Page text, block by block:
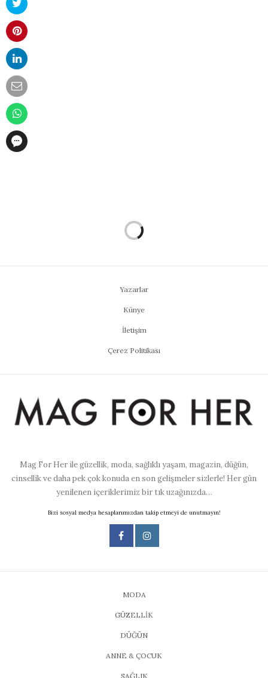
Yazarlar
Künye
İletişim
Çerez Politikası
Mag For Her ile güzellik, moda, sağlıklı yaşam, magazin, düğün,
cinsellik ve daha pek çok konuda en son gelişmeler sizlerle! Her gün
yenilenen içeriklerimiz bir tık uzağınızda…
Bizi sosyal medya hesaplarımızdan takip etmeyi de unutmayın!
MODA
GÜZELLİK
DÜĞÜN
ANNE & ÇOCUK
SAĞLIK